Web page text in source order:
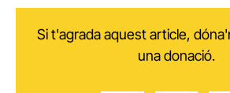
Si t'agrada aquest article,
una donació.